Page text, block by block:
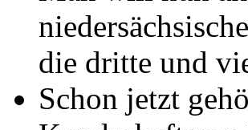
die dritte und
Schon jetzt